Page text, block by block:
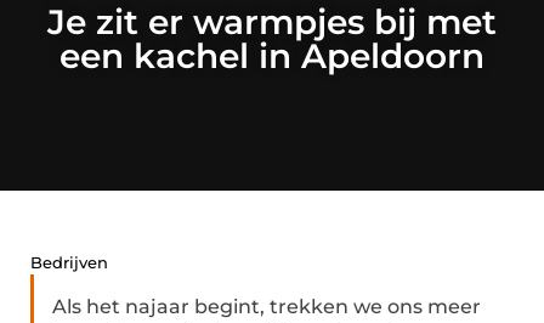
Je zit er warmpjes bij met
een kachel in Apeldoorn
Bedrijven
Als het najaar begint, trekken we ons meer